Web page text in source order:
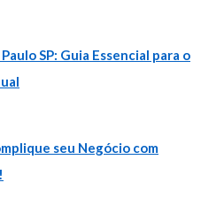
SP: Guia Essencial para o
seu Negócio com